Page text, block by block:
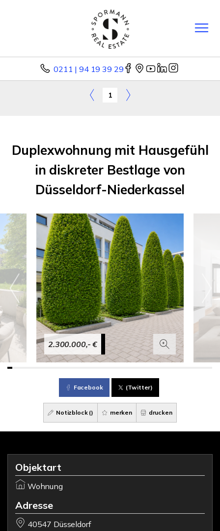
0211 | 94 19 39 29
1
Duplexwohnung mit Hausgefühl
in diskreter Bestlage von
Düsseldorf-Niederkassel
2.300.000,- €
Facebook (Twitter)
Notizblock () merken drucken
Objektart
Wohnung
Adresse
40547 Düsseldorf